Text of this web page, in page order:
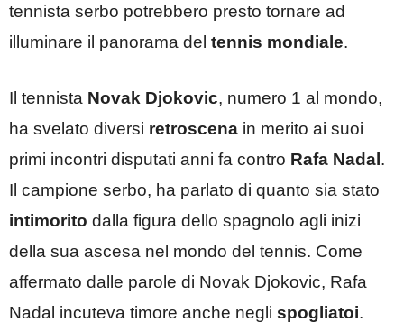
tennista serbo potrebbero presto tornare ad
illuminare il panorama del tennis mondiale.
Il tennista Novak Djokovic, numero 1 al mondo,
ha svelato diversi retroscena in merito ai suoi
primi incontri disputati anni fa contro Rafa Nadal .
Il campione serbo, ha parlato di quanto sia stato
intimorito dalla figura dello spagnolo agli inizi
della sua ascesa nel mondo del tennis. Come
affermato dalle parole di Novak Djokovic, Rafa
Nadal incuteva timore anche negli spogliatoi.